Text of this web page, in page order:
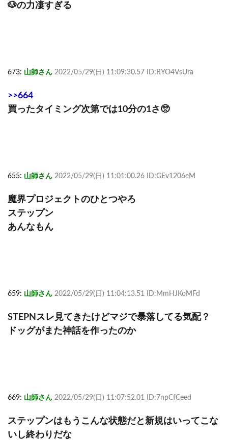
🐶の力凄すぎる
673: 山師さん 2022/05/29(日) 11:09:30.57 ID:RYO4VsUra
>>664
買ったタイミング次第では10分の1さ🥺
655: 山師さん 2022/05/29(日) 11:01:00.26 ID:GEv1206eM
魔界プロジェクトのひとつやろ
ステップン
あんなもん
659: 山師さん 2022/05/29(日) 11:04:13.51 ID:MmHJKoMFd
STEPNスレ見てきたけどマジで暴落してる気配？
ドッグがまた神話を作ったのか
669: 山師さん 2022/05/29(日) 11:07:52.01 ID:7npCfCeed
ステップンはもうこんな状態だと新規はいってこな
いし終わりだな